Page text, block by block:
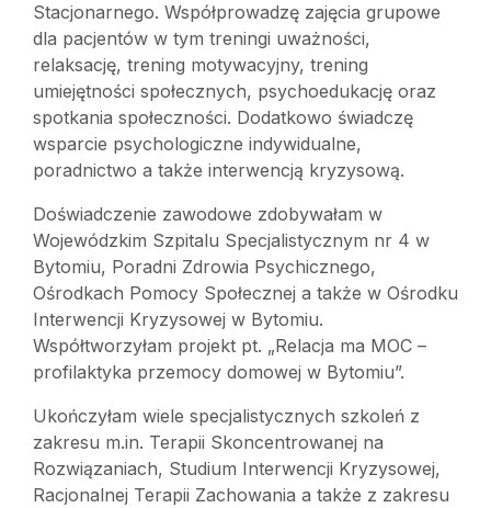
Stacjonarnego. Współprowadzę zajęcia grupowe
dla pacjentów w tym treningi uważności,
relaksację, trening motywacyjny, trening
umiejętności społecznych, psychoedukację oraz
spotkania społeczności. Dodatkowo świadczę
wsparcie psychologiczne indywidualne,
poradnictwo a także interwencją kryzysową.
Doświadczenie zawodowe zdobywałam w
Wojewódzkim Szpitalu Specjalistycznym nr 4 w
Bytomiu, Poradni Zdrowia Psychicznego,
Ośrodkach Pomocy Społecznej a także w Ośrodku
Interwencji Kryzysowej w Bytomiu.
Współtworzyłam projekt pt. „Relacja ma MOC –
profilaktyka przemocy domowej w Bytomiu”.
Ukończyłam wiele specjalistycznych szkoleń z
zakresu m.in. Terapii Skoncentrowanej na
Rozwiązaniach, Studium Interwencji Kryzysowej,
Racjonalnej Terapii Zachowania a także z zakresu